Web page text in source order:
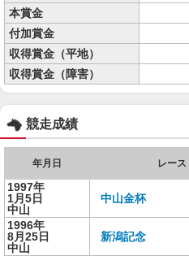
本賞金
付加賞金
収得賞金（平地）
収得賞金（障害）
競走成績
年月日 レース
1997年
1月5日
中山
中山金杯
1996年
8月25日
中山
新潟記念